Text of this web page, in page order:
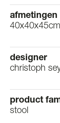
afmetingen
40x40x45cm
designer
christoph
product
stool